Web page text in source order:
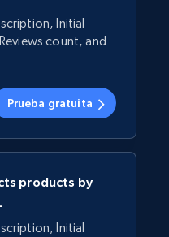
Initial
count, and
Prueba gratuita
products by
Initial